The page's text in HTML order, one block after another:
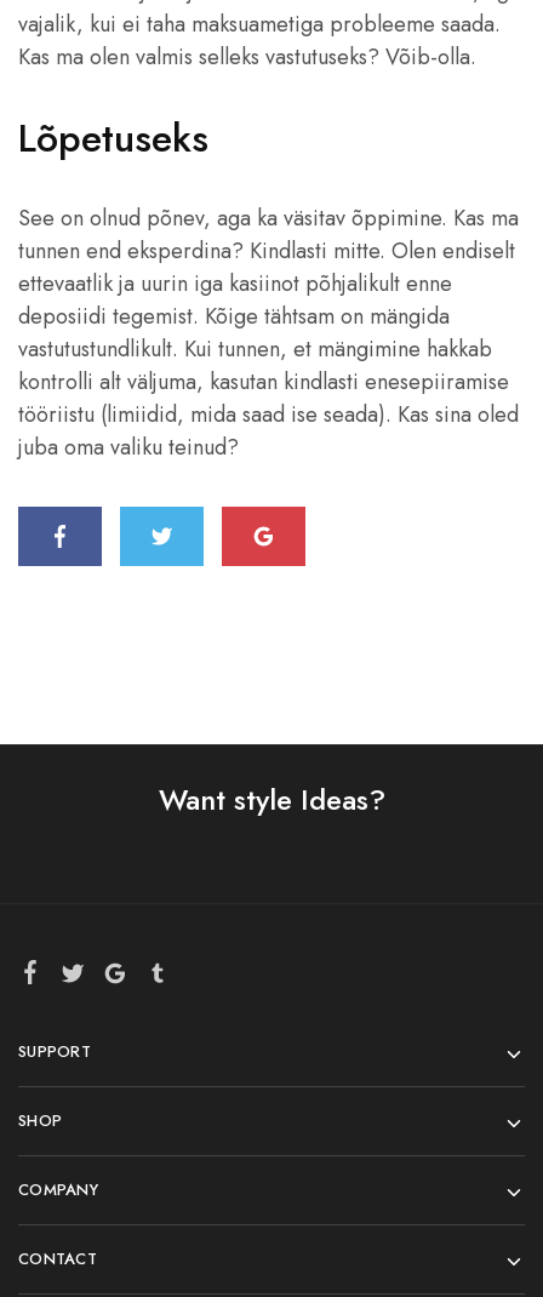
vajalik, kui ei taha maksuametiga probleeme saada.
Kas ma olen valmis selleks vastutuseks? Võib-olla.
Lõpetuseks
See on olnud põnev, aga ka väsitav õppimine. Kas ma
tunnen end eksperdina? Kindlasti mitte. Olen endiselt
ettevaatlik ja uurin iga kasiinot põhjalikult enne
deposiidi tegemist. Kõige tähtsam on mängida
vastutustundlikult. Kui tunnen, et mängimine hakkab
kontrolli alt väljuma, kasutan kindlasti enesepiiramise
tööriistu (limiidid, mida saad ise seada). Kas sina oled
juba oma valiku teinud?
Want style Ideas?
SUPPORT
SHOP
COMPANY
CONTACT